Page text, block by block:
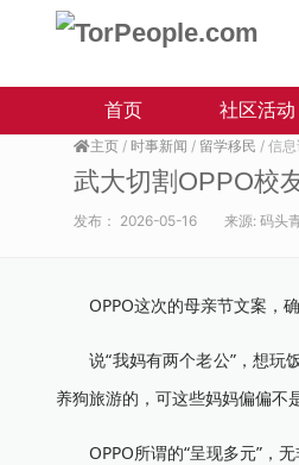
首页 社区活动
主页 / 时事新闻 / 留学移民 / 信
武大切割OPPO校
发布： 2026-05-16 来源: 码头
OPPO这次的母亲节文案，确
说“我妈有两个老公”，想玩饭
养狗旅游的，可这些妈妈偏偏不
OPPO所谓的“呈现多元”，无